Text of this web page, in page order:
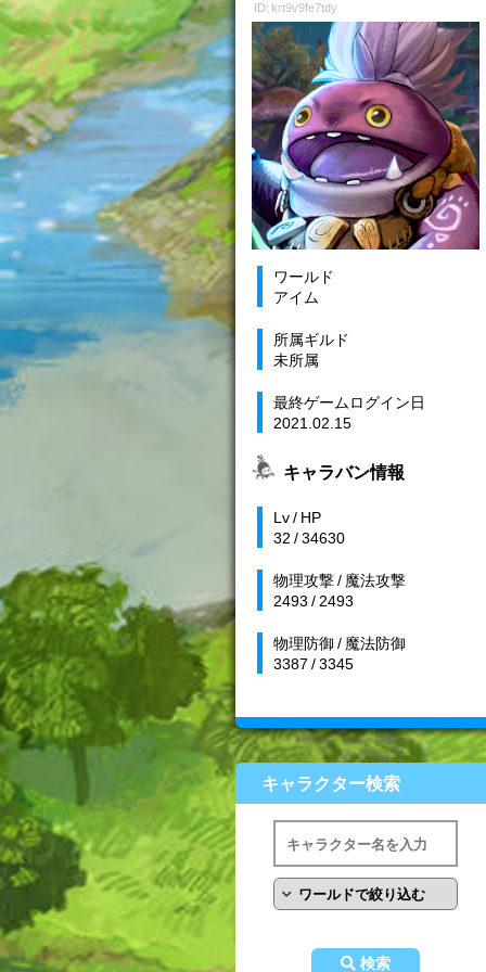
ID: krt9v9fe7tdy
ワールド
アイム
所属ギルド
未所属
最終ゲームログイン日
2021.02.15
キャラバン情報
Lv / HP
32 / 34630
物理攻撃 / 魔法攻撃
2493 / 2493
物理防御 / 魔法防御
3387 / 3345
キャラクター検索
検索